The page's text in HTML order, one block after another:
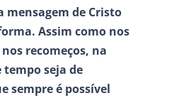
mensagem de Cristo
Assim como nos
recomeços, na
seja de
sempre é possível